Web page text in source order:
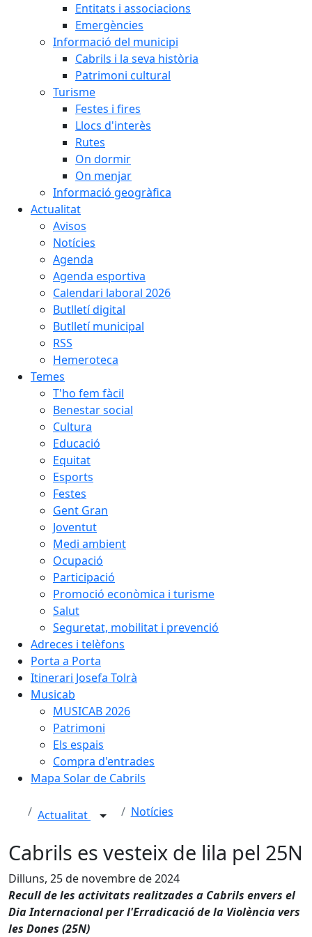
Entitats i associacions
Emergències
Informació del municipi
Cabrils i la seva història
Patrimoni cultural
Turisme
Festes i fires
Llocs d'interès
Rutes
On dormir
On menjar
Informació geogràfica
Actualitat
Avisos
Notícies
Agenda
Agenda esportiva
Calendari laboral 2026
Butlletí digital
Butlletí municipal
RSS
Hemeroteca
Temes
T'ho fem fàcil
Benestar social
Cultura
Educació
Equitat
Esports
Festes
Gent Gran
Joventut
Medi ambient
Ocupació
Participació
Promoció econòmica i turisme
Salut
Seguretat, mobilitat i prevenció
Adreces i telèfons
Porta a Porta
Itinerari Josefa Tolrà
Musicab
MUSICAB 2026
Patrimoni
Els espais
Compra d'entrades
Mapa Solar de Cabrils
Actualitat Notícies
Cabrils es vesteix de lila pel 25N
Dilluns, 25 de novembre de 2024
Recull de les activitats realitzades a Cabrils envers el
Dia Internacional per l'Erradicació de la Violència vers
les Dones (25N)